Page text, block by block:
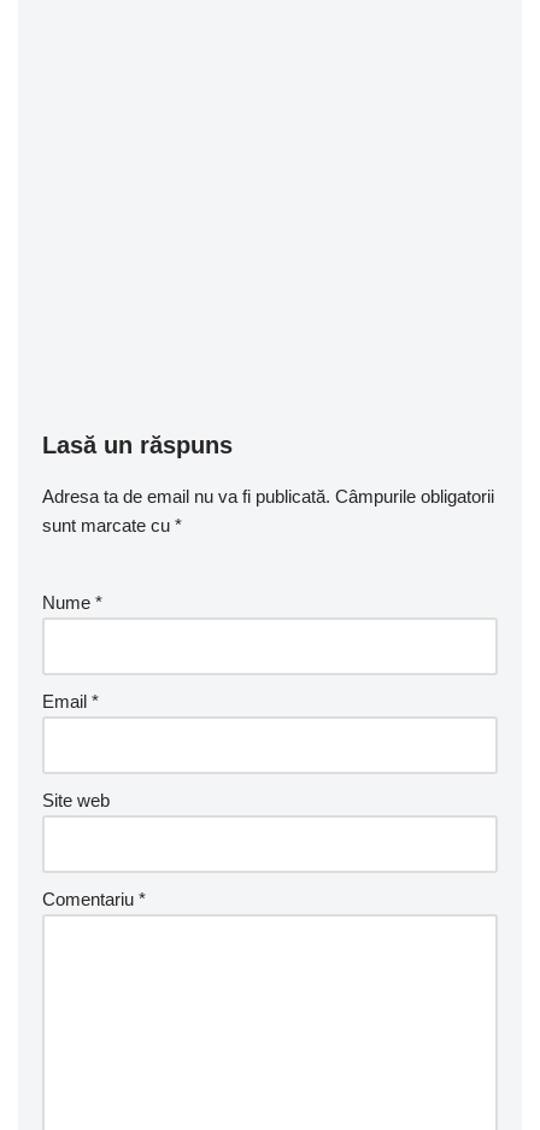
Lasă un răspuns
Adresa ta de email nu va fi publicată. Câmpurile obligatorii
sunt marcate cu *
Nume *
Email *
Site web
Comentariu *